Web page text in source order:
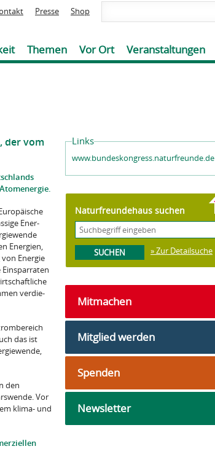
Presse Shop
Themen Vor Ort Veranstaltungen
der vom
Ener­
Energien,
Energie
Einsparraten
verdie­
das ist
den
Vor
klima- und
Links
www.bundeskongress.naturfreunde.de
Naturfreundehaus suchen
» Zur Detailsuche
Mitmachen
Mitglied werden
Spenden
Newsletter